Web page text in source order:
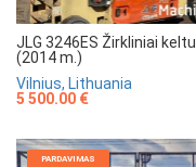
JLG 3246ES Žirkliniai
(2014 m.)
Vilnius, Lithuania
5 500.00 €
PARDAVIMAS